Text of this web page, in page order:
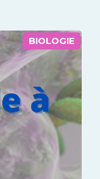
BIOLOGIE